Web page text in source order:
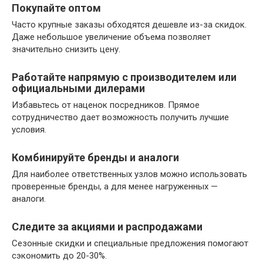
Покупайте оптом
Часто крупные заказы обходятся дешевле из-за скидок.
Даже небольшое увеличение объема позволяет
значительно снизить цену.
Работайте напрямую с производителем или
официальными дилерами
Избавьтесь от наценок посредников. Прямое
сотрудничество дает возможность получить лучшие
условия.
Комбинируйте бренды и аналоги
Для наиболее ответственных узлов можно использовать
проверенные бренды, а для менее нагруженных —
аналоги.
Следите за акциями и распродажами
Сезонные скидки и специальные предложения помогают
сэкономить до 20-30%.